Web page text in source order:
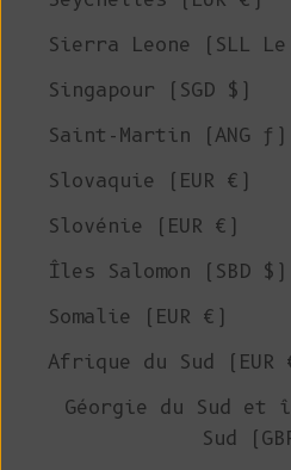
Sierra Leone (SLL
Singapour (SGD $)
Saint-Martin (ANG ƒ)
Slovaquie (EUR €)
Slovénie (EUR €)
Îles Salomon (SBD $)
Somalie (EUR €)
Afrique du Sud (EUR
Géorgie du Sud et
Sud